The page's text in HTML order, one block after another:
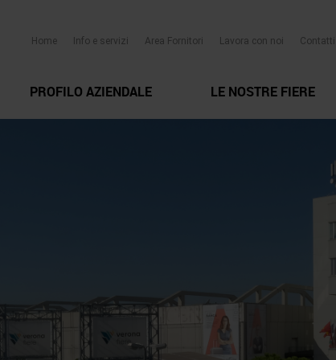
Home Info e servizi Area Fornitori Lavora con noi Contatti
PROFILO AZIENDALE LE NOSTRE FIERE